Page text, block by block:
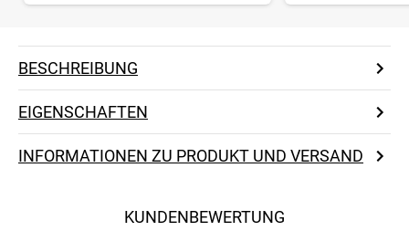
BESCHREIBUNG
EIGENSCHAFTEN
INFORMATIONEN ZU PRODUKT UND VERSAND
KUNDENBEWERTUNG